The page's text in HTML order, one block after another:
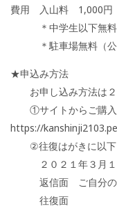
費用 入山料 1,000円
＊中学生以下無料
＊駐車場無料（公共
★申込み方法
お申し込み方法は２
①サイトからご購入
https://
②往復はがきに以下
２０２１年３月１
返信面 ご自分の宛
往復面